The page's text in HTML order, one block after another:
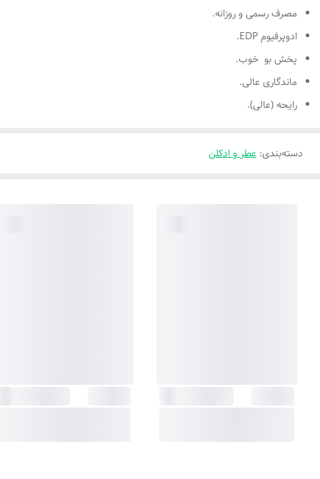
مصرف رسمی و روزانه.
ادوپرفیوم EDP.
پخش بو خوب.
ماندگاری عالی.
رایحه (عالی).
دسته‌بندی: عطر و ادکلن